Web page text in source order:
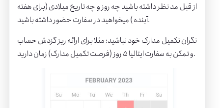
از قبل مد نظر داشته باشید چه روز و چه تاریخ میلادی (برای هفته
آینده ) میخواهید در سفارت حضور داشته باشید.
نگران تکمیل مدارک خود نباشید؛ مثلا برای ارائه ریز گزدش حساب
و تمکن به سفارت ایتالیا 5 روز (فرصت تکمیل مدارک) زمان دارید.